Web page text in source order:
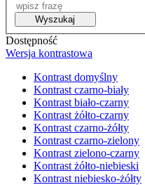
Wyszukaj
Dostępność
Wersja kontrastowa
Kontrast domyślny
Kontrast czarno-biały
Kontrast biało-czarny
Kontrast żółto-czarny
Kontrast czarno-żółty
Kontrast czarno-zielony
Kontrast zielono-czarny
Kontrast żółto-niebieski
Kontrast niebiesko-żółty